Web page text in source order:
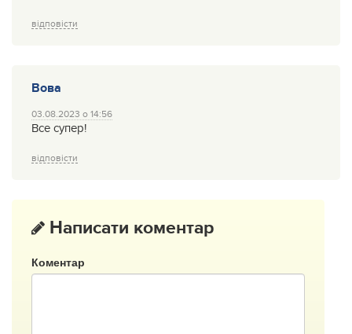
відповісти
Вова
03.08.2023 о 14:56
Все супер!
відповісти
Написати коментар
Коментар